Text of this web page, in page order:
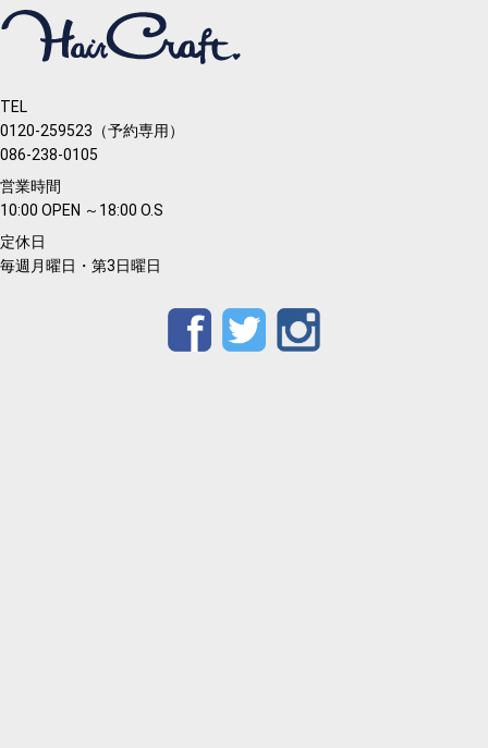
TEL
0120-259523（予約専用）
086-238-0105
営業時間
10:00 OPEN ～18:00 O.S
定休日
毎週月曜日・第3日曜日
FacebookTwitter